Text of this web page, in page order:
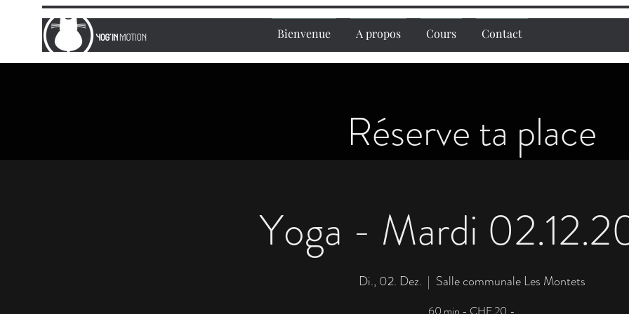
Bienvenue A propos Cours Contact
Réserve ta place
Yoga - Mardi
Di., 02. Dez.
  |
Salle communale Les Montets